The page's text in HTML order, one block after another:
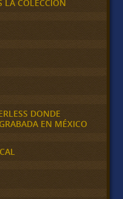
LA COLECCIÓN
DONDE
EN MÉXICO